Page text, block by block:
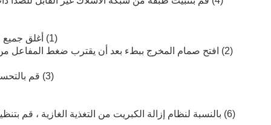
(1) أغلق جميع صمامات المدخل والمخرج قبل بدء التشغيل.ثم افتح صمام مدخل البروبيلين السائل وارفع الضغط بمقدار 0.5 ميجا باسكال / 10 دقائق.
(2) افتح صمام المخرج ببطء بعد أن يقترب ضغط المفاعل
(3) قم بالتحسين إلى نصف الحمل عندما يصل تركيز الكبريت في المخرج إلى متطلبات العملية والانتقال إلى عملية التحميل الكامل في عدة ساعات.
(6) بالنسبة لنظام إزالة الكبريت من التغذية الغازية ، قم